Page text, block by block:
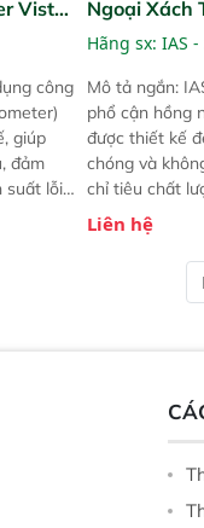
Vista-
công
giúp
đảm
suất lỗi.
ứng
mã
Ngoại Xách
(Portable
Hãng sx: IAS
Mô tả ngắn:
phổ cận hồng
được thiết kế
chóng và
chỉ tiêu chất
Phạm vi sử
cho nhiều
tại điểm thu
xuất hoặc trực
Liên hệ